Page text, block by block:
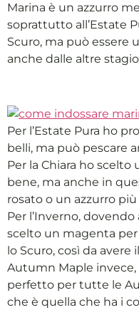
Marina è un azzurro
soprattutto all’Estate
Scuro, ma può essere
anche dalle altre
Per l’Estate Pura ho
belli, ma può pescare
Per la Chiara ho
bene, ma anche in
rosato o un azzurro più
Per l’Inverno,
scelto un magenta per
lo Scuro, così da avere
Autumn Maple invece,
perfetto per tutte le
che è quella che ha i